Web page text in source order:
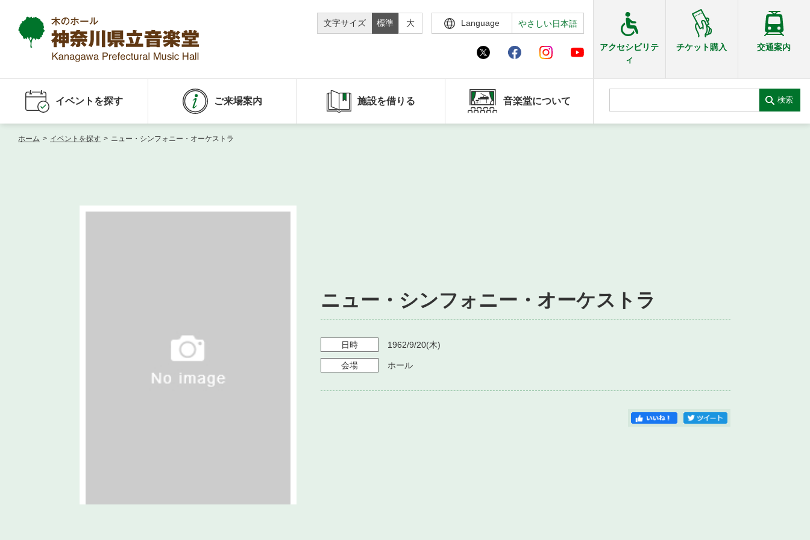
文字サイズ 標準 大 Language やさしい日本語
アクセシビリテ
ィ
チケット購入 交通案内
イベントを探す ご来場案内 施設を借りる 音楽堂について 検索
ホーム > イベントを探す > ニュー・シンフォニー・オーケストラ
ニュー・シンフォニー・オーケストラ
日時 1962/9/20(木)
会場 ホール